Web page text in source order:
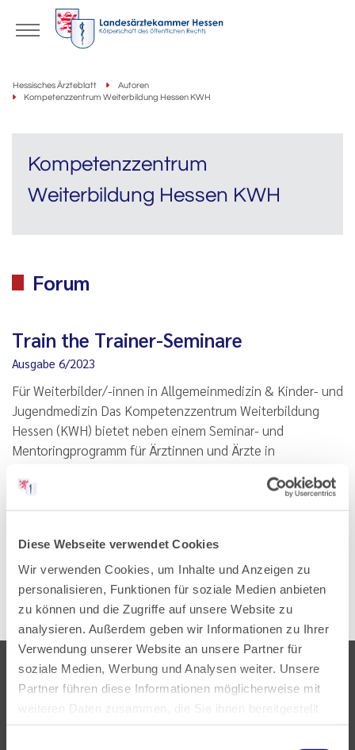
Diese Webseite verwendet Cookies
Wir verwenden Cookies, um Inhalte und Anzeigen zu
personalisieren, Funktionen für soziale Medien anbieten
zu können und die Zugriffe auf unsere Website zu
analysieren. Außerdem geben wir Informationen zu Ihrer
Verwendung unserer Website an unsere Partner für
soziale Medien, Werbung und Analysen weiter. Unsere
Partner führen diese Informationen möglicherweise mit
weiteren Daten zusammen, die Sie ihnen bereitgestellt
haben oder die sie im Rahmen Ihrer Nutzung der Dienste
Hessisches Ärzteblatt
Autoren
Kompetenzzentrum Weiterbildung Hessen KWH
Kompetenzzentrum
Weiterbildung Hessen KWH
Forum
Train the Trainer-Seminare
Ausgabe 6/2023
Für Weiterbilder/-innen in Allgemeinmedizin & Kinder- und
Jugendmedizin Das Kompetenzzentrum Weiterbildung
Hessen (KWH) bietet neben einem Seminar- und
Mentoringprogramm für Ärztinnen und Ärzte in
Weiterbilder/-innen in der…